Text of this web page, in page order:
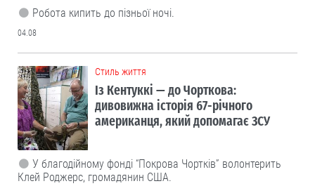
Робота кипить до пізньої ночі.
04.08
Cтиль життя
Із Кентуккі — до Чорткова:
дивовижна історія 67-річного
американця, який допомагає ЗСУ
У благодійному фонді “Покрова Чортків” волонтерить
Клей Роджерс, громадянин США.